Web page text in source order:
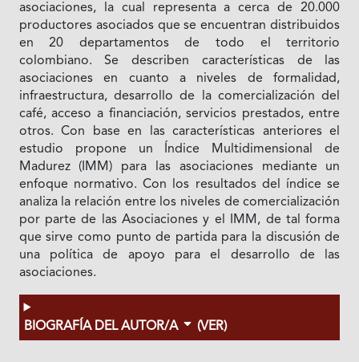
asociaciones, la cual representa a cerca de 20.000
productores asociados que se encuentran distribuidos
en 20 departamentos de todo el territorio
colombiano. Se describen características de las
asociaciones en cuanto a niveles de formalidad,
infraestructura, desarrollo de la comercialización del
café, acceso a financiación, servicios prestados, entre
otros. Con base en las características anteriores el
estudio propone un Índice Multidimensional de
Madurez (IMM) para las asociaciones mediante un
enfoque normativo. Con los resultados del índice se
analiza la relación entre los niveles de comercialización
por parte de las Asociaciones y el IMM, de tal forma
que sirve como punto de partida para la discusión de
una política de apoyo para el desarrollo de las
asociaciones.
BIOGRAFÍA DEL AUTOR/A (VER)